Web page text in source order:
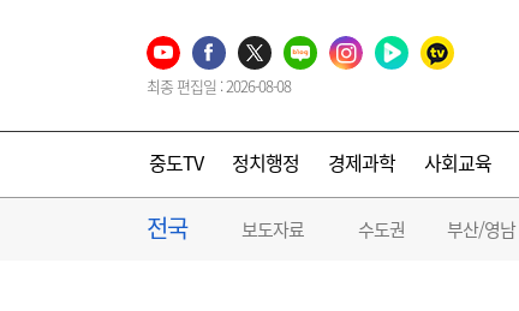
최종 편집일 : 2026-08-08
중도TV 정치행정 경제과학 사회교육
전국 보도자료 수도권 부산/영남